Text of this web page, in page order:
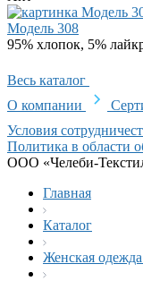
Модель 308
95% хлопок, 5%
Весь каталог
О компании
Условия
Политика в области
ООО «Челеби-
Главная
Каталог
Женская